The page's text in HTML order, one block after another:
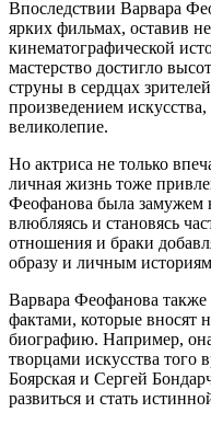
Впоследствии Варвара
ярких фильмах, оставив
кинематографической
мастерство достигло
струны в сердцах
произведением
великолепие.
Но актриса не только
личная жизнь тоже
Феофанова была замужем
влюбляясь и становясь
отношения и браки
образу и личным
Варвара Феофанова
фактами, которые вносят
биографию. Например,
творцами искусства того
Боярская и Сергей
развиться и стать